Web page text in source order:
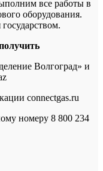
все работы в
оборудования.
Волгоград» и
connectgas.ru
номеру 8 800 234